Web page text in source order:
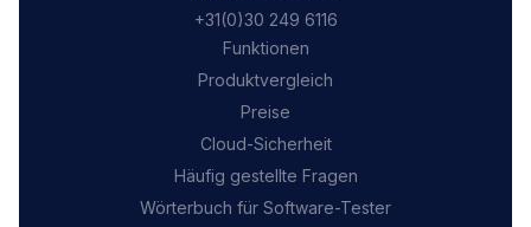
‍+31 (0)30 249 6116
Funktionen
Produktvergleich
Preise
Cloud-Sicherheit
Häufig gestellte Fragen
Wörterbuch für Software-Tester